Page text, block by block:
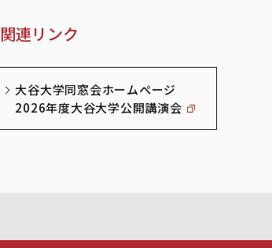
関連リンク
大谷大学同窓会ホームページ
2026年度大谷大学公開講演会